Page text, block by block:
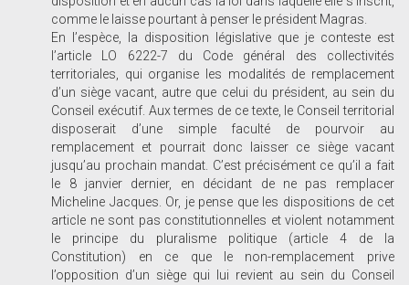
comme le laisse pourtant à penser le président Magras.
En l’espèce, la disposition législative que je conteste est
l’article LO 6222-7 du Code général des collectivités
territoriales, qui organise les modalités de remplacement
d’un siège vacant, autre que celui du président, au sein du
Conseil exécutif. Aux termes de ce texte, le Conseil territorial
disposerait d’une simple faculté de pourvoir au
remplacement et pourrait donc laisser ce siège vacant
jusqu’au prochain mandat. C’est précisément ce qu’il a fait
le 8 janvier dernier, en décidant de ne pas remplacer
Micheline Jacques. Or, je pense que les dispositions de cet
article ne sont pas constitutionnelles et violent notamment
le principe du pluralisme politique (article 4 de la
Constitution) en ce que le non-remplacement prive
l’opposition d’un siège qui lui revient au sein du Conseil